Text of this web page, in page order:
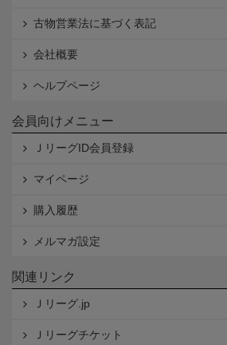
古物営業法に基づく表記
会社概要
ヘルプページ
会員向けメニュー
ＪリーグID会員登録
マイページ
購入履歴
メルマガ設定
関連リンク
Ｊリーグ.jp
Ｊリーグチケット